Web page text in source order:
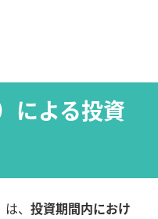
による投資
、 投資期間内におけ